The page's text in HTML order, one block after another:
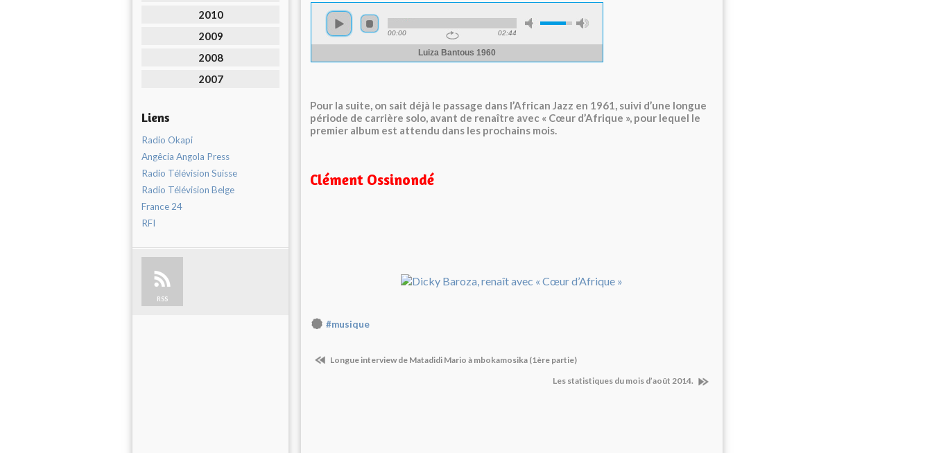
2010
2009
2008
2007
Liens
Radio Okapi
Angêcia Angola Press
Radio Télévision Suisse
Radio Télévision Belge
France 24
RFI
RSS
Pour la suite, on sait déjà le passage dans l’African Jazz en 1961, suivi d’une longue
période de carrière solo, avant de renaître avec « Cœur d’Afrique », pour lequel le
premier album est attendu dans les prochains mois.
Clément Ossinondé
#musique
Longue interview de Matadidi Mario à mbokamosika (1ère partie)
Les statistiques du mois d’août 2014.